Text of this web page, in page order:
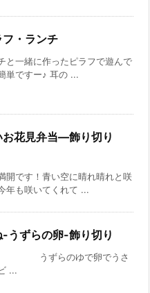
・ランチ
と一緒に作ったピラフで遊んで
単ですー♪ 耳の ...
お花見弁当—飾り切り
開です！青い空に晴れ晴れと咲
年も咲いてくれて ...
-うずらの卵-飾り切り
ゆで卵でうさ
...